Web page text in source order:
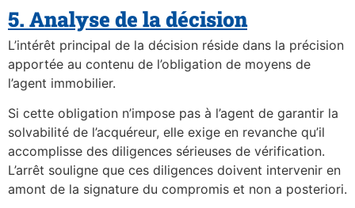
5. Analyse de la décision
L’intérêt principal de la décision réside dans la précision
apportée au contenu de l’obligation de moyens de
l’agent immobilier.
Si cette obligation n’impose pas à l’agent de garantir la
solvabilité de l’acquéreur, elle exige en revanche qu’il
accomplisse des diligences sérieuses de vérification.
L’arrêt souligne que ces diligences doivent intervenir en
amont de la signature du compromis et non a posteriori.